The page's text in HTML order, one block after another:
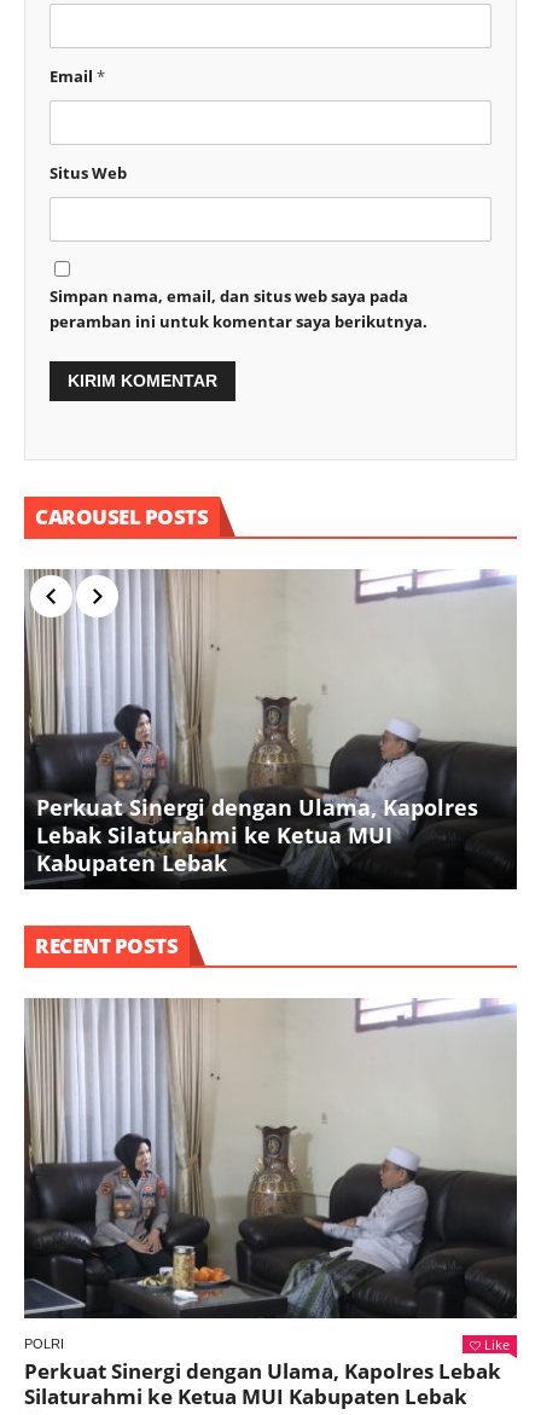
Email *
Situs Web
Simpan nama, email, dan situs web saya pada
peramban ini untuk komentar saya berikutnya.
CAROUSEL POSTS
Perkuat Sinergi dengan Ulama, Kapolres
Lebak Silaturahmi ke Ketua MUI
Kabupaten Lebak
RECENT POSTS
POLRI Like
Perkuat Sinergi dengan Ulama, Kapolres Lebak
Silaturahmi ke Ketua MUI Kabupaten Lebak